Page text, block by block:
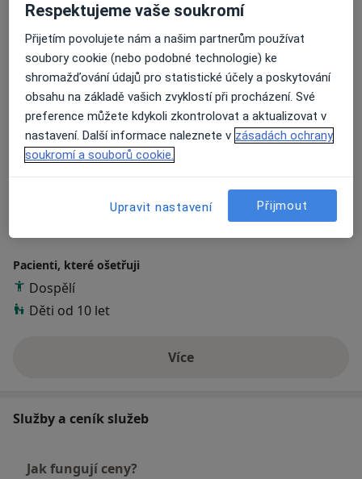
Jsem fyzioterapeut specializující se na individuální péči
pro sportovce i nesportující klienty. Pomáhám při
bolestech pohybového aparátu, poúrazových stavech i
rehabilitaci po operacích. Ke každému přistupuji s
respektem a důrazem na kvalitu pohybu i prevenci.
Mojí prioritou je, aby terapie byla efektivní,
srozumitelná a vedla k trvalému zlepšení. Ambulanci
FyzioJK najdete v Příboře.
VíceO mně
Bolesti kloubů
Sportovní úrazy
Bolesti páteře
Pacienti, které ošetřuji
Dospělí
Děti od 10 let
Víceo zkušenostech
Služby a ceník služeb
Jak fungují ceny?
Respektujeme vaše soukromí
Přijetím povolujete nám a našim partnerům používat
soubory cookie (nebo podobné technologie) ke
shromažďování údajů pro statistické účely a poskytování
obsahu na základě vašich zvyklostí při procházení. Své
preference můžete kdykoli zkontrolovat a aktualizovat v
nastavení. Další informace naleznete v zásadách ochrany
soukromí a souborů cookie.
Upravit nastavení Přijmout